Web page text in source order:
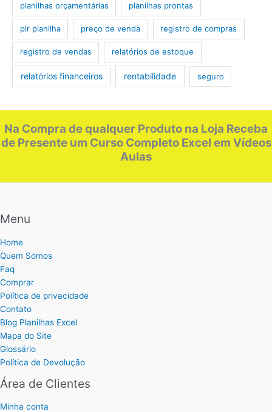
planilhas orçamentárias planilhas prontas
plr planilha preço de venda registro de compras
registro de vendas relatórios de estoque
relatórios financeiros rentabilidade seguro
Na Compra de qualquer Produto na Loja Receba
de Presente um Curso Completo Excel em Vídeos
Aulas
Menu
Home
Quem Somos
Faq
Comprar
Política de privacidade
Contato
Blog Planilhas Excel
Mapa do Site
Glossário
Política de Devolução
Área de Clientes
Minha conta